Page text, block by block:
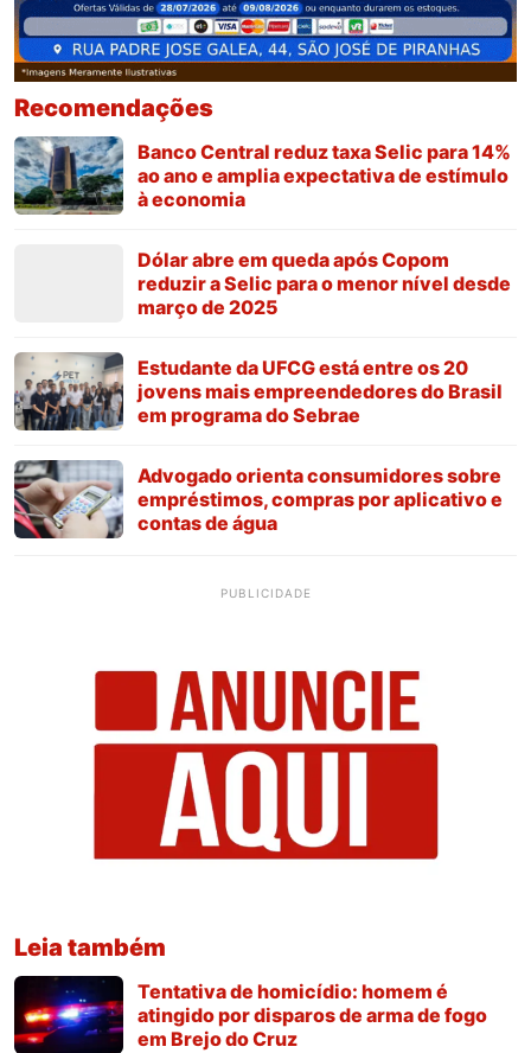
Recomendações
Banco Central reduz taxa Selic para 14%
ao ano e amplia expectativa de estímulo
à economia
Dólar abre em queda após Copom
reduzir a Selic para o menor nível desde
março de 2025
Estudante da UFCG está entre os 20
jovens mais empreendedores do Brasil
em programa do Sebrae
Advogado orienta consumidores sobre
empréstimos, compras por aplicativo e
contas de água
PUBLICIDADE
Leia também
Tentativa de homicídio: homem é
atingido por disparos de arma de fogo
em Brejo do Cruz